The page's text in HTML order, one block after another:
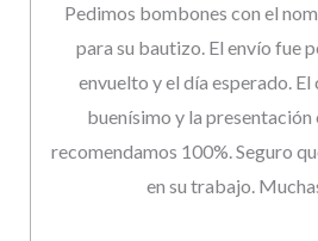
Pedimos bombones con el
para su bautizo. El envío fue
envuelto y el día esperado.
buenísimo y la presentación
recomendamos 100%. Seguro
en su trabajo.